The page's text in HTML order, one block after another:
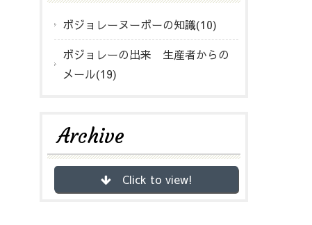
ボジョレーヌーボーの知識(10)
ボジョレーの出来 生産者からの
メール(19)
Archive
Click to view!